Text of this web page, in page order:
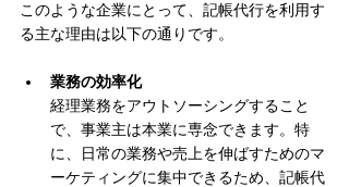
このような企業にとって、記帳代行を利用す
る主な理由は以下の通りです。
業務の効率化
経理業務をアウトソーシングすること
で、事業主は本業に専念できます。特
に、日常の業務や売上を伸ばすためのマ
ーケティングに集中できるため、記帳代